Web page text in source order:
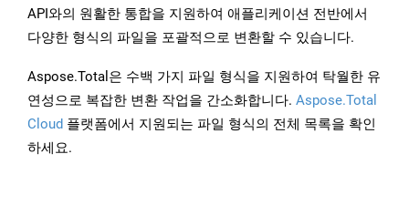
API와의 원활한 통합을 지원하여 애플리케이션 전반에서
다양한 형식의 파일을 포괄적으로 변환할 수 있습니다.
Aspose.Total은 수백 가지 파일 형식을 지원하여 탁월한 유
연성으로 복잡한 변환 작업을 간소화합니다. Aspose.Total
Cloud 플랫폼에서 지원되는 파일 형식의 전체 목록을 확인
하세요.